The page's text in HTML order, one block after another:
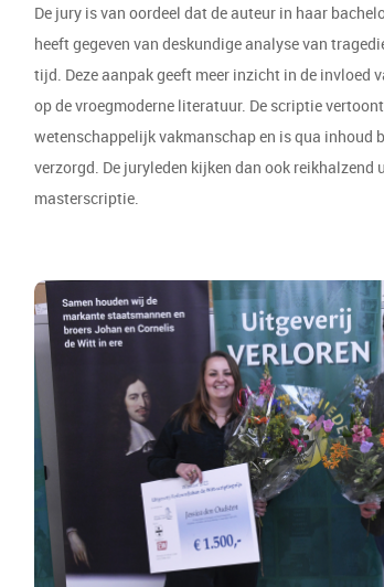
De jury is van oordeel dat de auteur in haar
heeft gegeven van deskundige analyse van
tijd. Deze aanpak geeft meer inzicht in de invloed
op de vroegmoderne literatuur. De scriptie
wetenschappelijk vakmanschap en is qua inhoud
verzorgd. De juryleden kijken dan ook reikhalzend
masterscriptie.